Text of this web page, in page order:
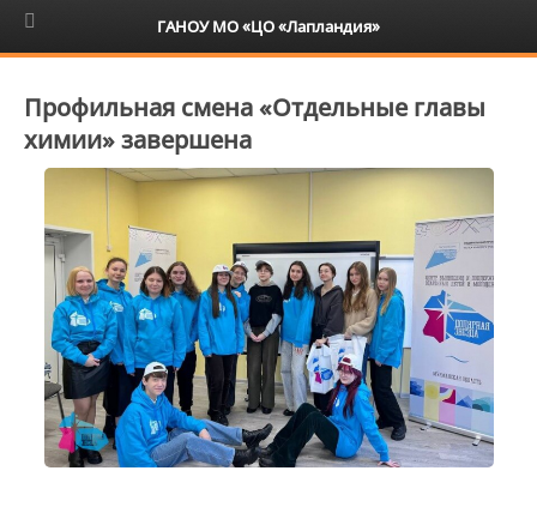
6+
Профильная смена «Отдельные главы
химии» завершена
ГАНОУ МО «ЦО «Лапландия»